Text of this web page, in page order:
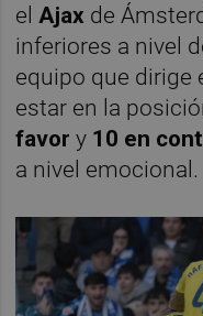
el Ajax de
inferiores a nivel
equipo que dirige
estar en la
favor y 10 en
a nivel emocional.